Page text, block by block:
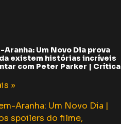
Aranha: Um Novo Dia prova
existem histórias incríveis
com Peter Parker | Crítica
»